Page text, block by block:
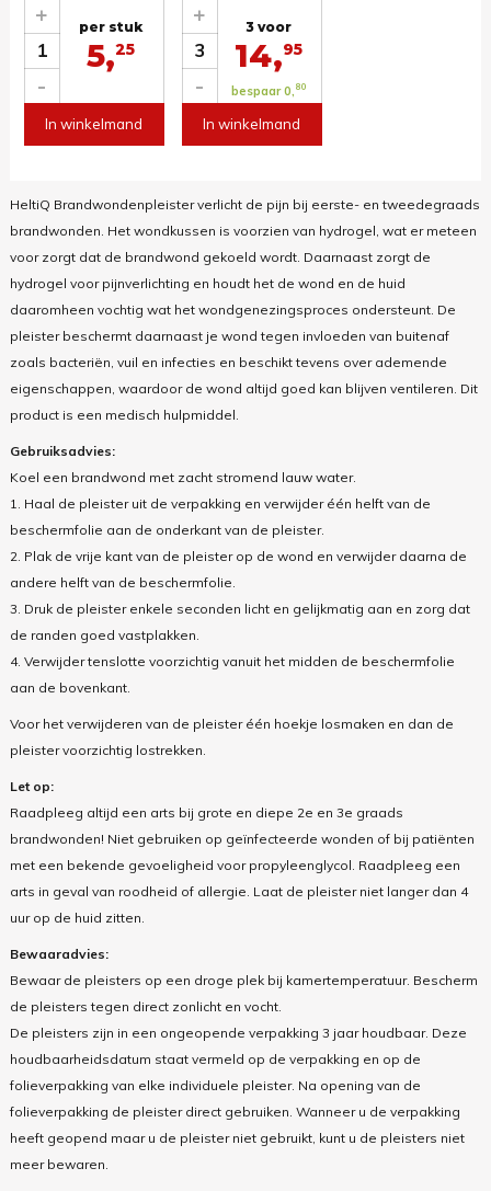
1
-
+ per stuk
5,25
In winkelmand
3
-
+ 3 voor
14,95
bespaar 0, 80
In winkelmand
HeltiQ Brandwondenpleister verlicht de pijn bij eerste- en tweedegraads
brandwonden. Het wondkussen is voorzien van hydrogel, wat er meteen
voor zorgt dat de brandwond gekoeld wordt. Daarnaast zorgt de
hydrogel voor pijnverlichting en houdt het de wond en de huid
daaromheen vochtig wat het wondgenezingsproces ondersteunt. De
pleister beschermt daarnaast je wond tegen invloeden van buitenaf
zoals bacteriën, vuil en infecties en beschikt tevens over ademende
eigenschappen, waardoor de wond altijd goed kan blijven ventileren. Dit
product is een medisch hulpmiddel.
Gebruiksadvies:
Koel een brandwond met zacht stromend lauw water.
1. Haal de pleister uit de verpakking en verwijder één helft van de
beschermfolie aan de onderkant van de pleister.
2. Plak de vrije kant van de pleister op de wond en verwijder daarna de
andere helft van de beschermfolie.
3. Druk de pleister enkele seconden licht en gelijkmatig aan en zorg dat
de randen goed vastplakken.
4. Verwijder tenslotte voorzichtig vanuit het midden de beschermfolie
aan de bovenkant.
Voor het verwijderen van de pleister één hoekje losmaken en dan de
pleister voorzichtig lostrekken.
Let op:
Raadpleeg altijd een arts bij grote en diepe 2e en 3e graads
brandwonden! Niet gebruiken op geïnfecteerde wonden of bij patiënten
met een bekende gevoeligheid voor propyleenglycol. Raadpleeg een
arts in geval van roodheid of allergie. Laat de pleister niet langer dan 4
uur op de huid zitten.
Bewaaradvies:
Bewaar de pleisters op een droge plek bij kamertemperatuur. Bescherm
de pleisters tegen direct zonlicht en vocht.
De pleisters zijn in een ongeopende verpakking 3 jaar houdbaar. Deze
houdbaarheidsdatum staat vermeld op de verpakking en op de
folieverpakking van elke individuele pleister. Na opening van de
folieverpakking de pleister direct gebruiken. Wanneer u de verpakking
heeft geopend maar u de pleister niet gebruikt, kunt u de pleisters niet
meer bewaren.